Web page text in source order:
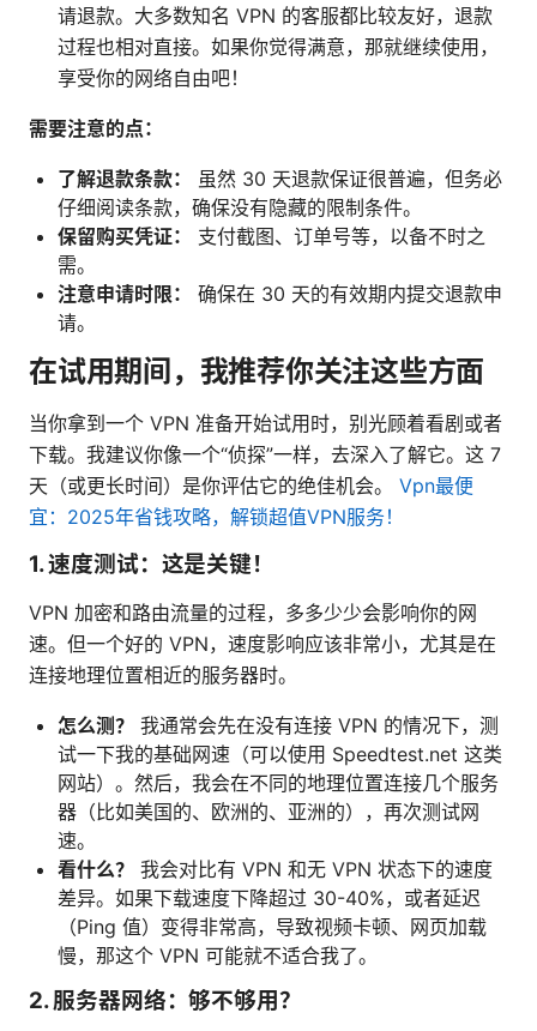
请退款。大多数知名 VPN 的客服都比较友好，退款
过程也相对直接。如果你觉得满意，那就继续使用，
享受你的网络自由吧！
需要注意的点：
了解退款条款：
虽然 30 天退款保证很普遍，但务必
仔细阅读条款，确保没有隐藏的限制条件。
保留购买凭证：
支付截图、订单号等，以备不时之
需。
注意申请时限：
确保在 30 天的有效期内提交退款申
请。
在试用期间，我推荐你关注这些方面
当你拿到一个 VPN 准备开始试用时，别光顾着看剧或者
下载。我建议你像一个“侦探”一样，去深入了解它。这 7
天（或更长时间）是你评估它的绝佳机会。 Vpn最便
宜：2025年省钱攻略，解锁超值VPN服务！
1. 速度测试：这是关键！
VPN 加密和路由流量的过程，多多少少会影响你的网
速。但一个好的 VPN，速度影响应该非常小，尤其是在
连接地理位置相近的服务器时。
怎么测？
我通常会先在没有连接 VPN 的情况下，测
试一下我的基础网速（可以使用 Speedtest.net 这类
网站）。然后，我会在不同的地理位置连接几个服务
器（比如美国的、欧洲的、亚洲的），再次测试网
速。
看什么？
我会对比有 VPN 和无 VPN 状态下的速度
差异。如果下载速度下降超过 30-40%，或者延迟
（Ping 值）变得非常高，导致视频卡顿、网页加载
慢，那这个 VPN 可能就不适合我了。
2. 服务器网络：够不够用？